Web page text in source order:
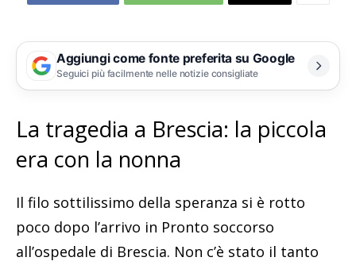
Aggiungi come fonte preferita su Google
Seguici più facilmente nelle notizie consigliate
La tragedia a Brescia: la piccola
era con la nonna
Il filo sottilissimo della speranza si è rotto
poco dopo l’arrivo in Pronto soccorso
all’ospedale di Brescia. Non c’è stato il tanto